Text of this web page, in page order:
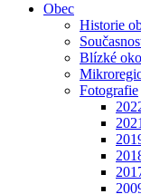
Obec
Historie
Blízké
Fotografie
2021